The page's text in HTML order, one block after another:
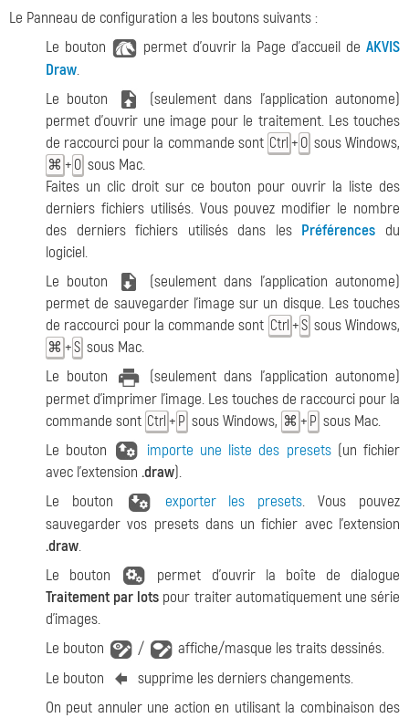
Le Panneau de configuration a les boutons suivants :
Le bouton
permet d'ouvrir la Page d'accueil deAKVIS
Draw.
Le bouton
(seulement dans l'application autonome)
permet d'ouvrir une image pour le traitement. Les touches
de raccourci pour la commande sont Ctrl + O sous Windows,
⌘ + O sous Mac.
Faites un clic droit sur ce bouton pour ouvrir la liste des
derniers fichiers utilisés. Vous pouvez modifier le nombre
des derniers fichiers utilisés dans les Préférences du
logiciel.
Le bouton
(seulement dans l'application autonome)
permet de sauvegarder l'image sur un disque. Les touches
de raccourci pour la commande sont Ctrl +S sous Windows,
⌘ +S sous Mac.
Le bouton
(seulement dans l'application autonome)
permet d'imprimer l'image. Les touches de raccourci pour la
commande sont Ctrl + P sous Windows, ⌘ + P sous Mac.
Le bouton
importe une liste des presets(un fichier
avec l'extension .draw).
Le bouton
exporter les presets. Vous pouvez
sauvegarder vos presets dans un fichier avec l'extension
.draw.
Le bouton
permet d'ouvrir la boîte de dialogue
Traitement par lots pour traiter automatiquement une série
d'images.
Le bouton
/
affiche/masque les traits dessinés.
Le bouton
supprime les derniers changements.
On peut annuler une action en utilisant la combinaison des